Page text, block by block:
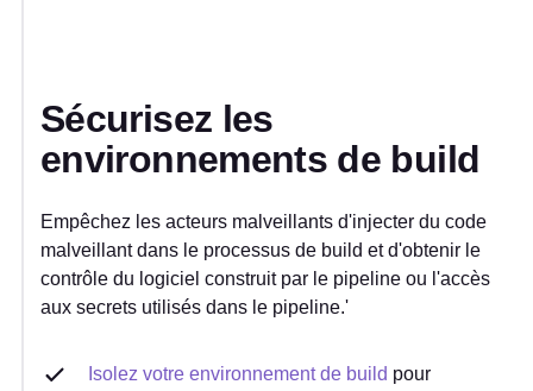
Sécurisez les
environnements de build
Empêchez les acteurs malveillants d'injecter du code
malveillant dans le processus de build et d'obtenir le
contrôle du logiciel construit par le pipeline ou l'accès
aux secrets utilisés dans le pipeline.'
Isolez votre environnement de build pour